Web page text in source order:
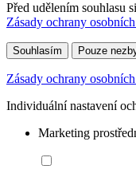
Před udělením souhlasu
Zásady ochrany
Souhlasím Pouze
Zásady ochrany
Individuální nastavení
Marketing